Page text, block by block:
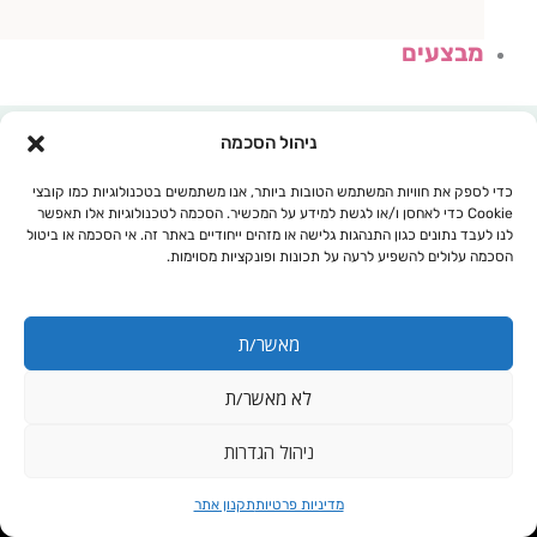
ניהול הסכמה
כדי לספק את חוויות המשתמש הטובות ביותר, אנו משתמשים בטכנולוגיות כמו קובצי
Cookie כדי לאחסן ו/או לגשת למידע על המכשיר. הסכמה לטכנולוגיות אלו תאפשר
לנו לעבד נתונים כגון התנהגות גלישה או מזהים ייחודיים באתר זה. אי הסכמה או ביטול
הסכמה עלולים להשפיע לרעה על תכונות ופונקציות מסוימות.
מאשר/ת
לא מאשר/ת
ניהול הגדרות
מדיניות פרטיותתקנון אתר
מבצעים
עגלת קניות